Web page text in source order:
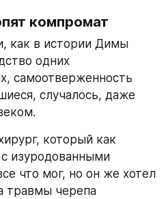
компромат
как в истории Димы
одних
самоотверженность
случалось, даже
который как
изуродованными
что мог, но он же хотел
травмы черепа